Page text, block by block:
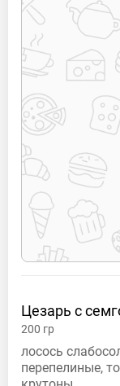
Цезарь с
200 гр
лосось
перепелиные,